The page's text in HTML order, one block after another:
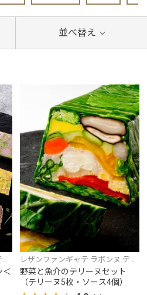
並べ替え
＜
レザンファンギャテ ラボンヌ テリ
ーヌ
野菜と魚介のテリーヌセット
（テリーヌ5枚・ソース4個）